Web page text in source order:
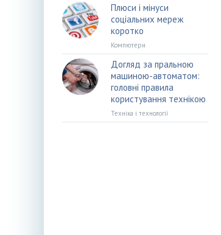
Плюси і мінуси
соціальних мереж
коротко
Компютери
Догляд за пральною
машиною-автоматом:
головні правила
користування технікою
Техніка і технології